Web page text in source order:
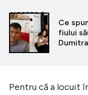
CITEȘTE ȘI
Ce
fiului
Pentru că a locuit